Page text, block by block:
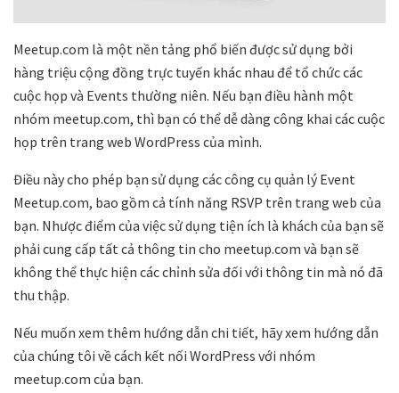
Meetup.com là một nền tảng phổ biến được sử dụng bởi
hàng triệu cộng đồng trực tuyến khác nhau để tổ chức các
cuộc họp và Events thường niên. Nếu bạn điều hành một
nhóm meetup.com, thì bạn có thể dễ dàng công khai các cuộc
họp trên trang web WordPress của mình.
Điều này cho phép bạn sử dụng các công cụ quản lý Event
Meetup.com, bao gồm cả tính năng RSVP trên trang web của
bạn. Nhược điểm của việc sử dụng tiện ích là khách của bạn sẽ
phải cung cấp tất cả thông tin cho meetup.com và bạn sẽ
không thể thực hiện các chỉnh sửa đối với thông tin mà nó đã
thu thập.
Nếu muốn xem thêm hướng dẫn chi tiết, hãy xem hướng dẫn
của chúng tôi về cách kết nối WordPress với nhóm
meetup.com của bạn.